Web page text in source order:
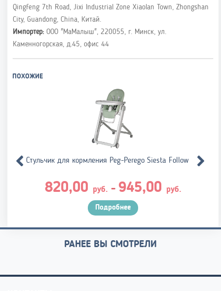
Qingfeng 7th Road, Jixi Industrial Zone Xiaolan Town, Zhongshan
City, Guandong, China, Китай.
Импортер: ООО "МаМалыш", 220055, г. Минск, ул.
Каменногорская, д.45, офис 44
ПОХОЖИЕ
Стульчик для кормления Peg-Perego Siesta Follow Me
820,00 руб. – 945,00 руб.
цен:
Подробнее
РАНЕЕ ВЫ СМОТРЕЛИ